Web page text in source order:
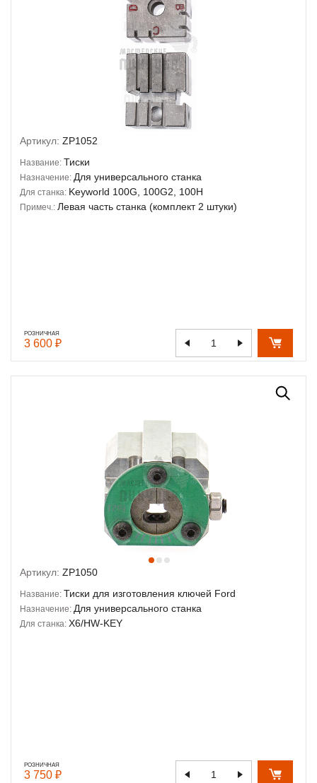
Артикул: ZP1052
Название: Тиски
Назначение: Для универсального станка
Для станка: Keyworld 100G, 100G2, 100H
Примеч.: Левая часть станка (комплект 2 штуки)
РОЗНИЧНАЯ
3 600 ₽
Артикул: ZP1050
Название: Тиски для изготовления ключей Ford
Назначение: Для универсального станка
Для станка: X6/HW-KEY
РОЗНИЧНАЯ
3 750 ₽